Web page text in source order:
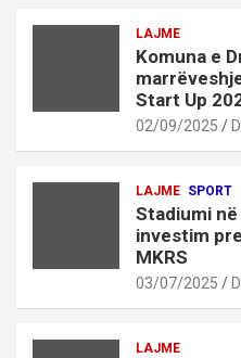
LAJME
Komuna e
Start Up
02/09/2025
LAJME SPORT
Stadiumi
investim
MKRS
03/07/2025
LAJME